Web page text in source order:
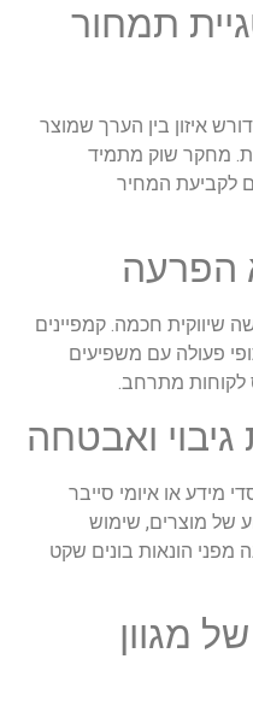
תמחור
איזון בין הערך שמוצר
מחקר שוק מתמיד
לקביעת המחיר
שיווקית חכמה. קמפיינים
פעולה עם משפיעים
לקוחות מתרחב.
מידע או איומי סייבר
של מוצרים, שימוש
הונאות בונים שקט
מגוון